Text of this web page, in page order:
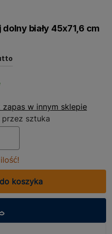
biały 45x71,6 cm
zapas w innym sklepie
sztuka
koszyka